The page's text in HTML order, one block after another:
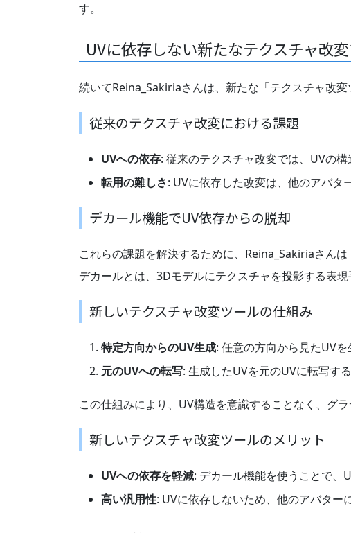
す。
UVに依存しない新たなテクスチャ改
続いてReina_Sakiriaさんは、新たな「テクスチャ改変
従来のテクスチャ改変における課題
UVへの依存: 従来のテクスチャ改変では、UVの
転用の難しさ: UVに依存した改変は、他のアバタ
デカール機能でUV依存からの脱却
これらの課題を解決するために、Reina_Sakiriaさんは
デカールとは、3Dモデルにテクスチャを投影する表
新しいテクスチャ改変ツールの仕組み
特定方向からのUV生成: 任意の方向から見たUVを
元のUVへの転写: 生成したUVを元のUVに転写す
この仕組みにより、UV構造を意識することなく、グ
新しいテクスチャ改変ツールのメリット
UVへの依存を軽減: デカール機能を使うことで、
高い汎用性: UVに依存しないため、他のアバター